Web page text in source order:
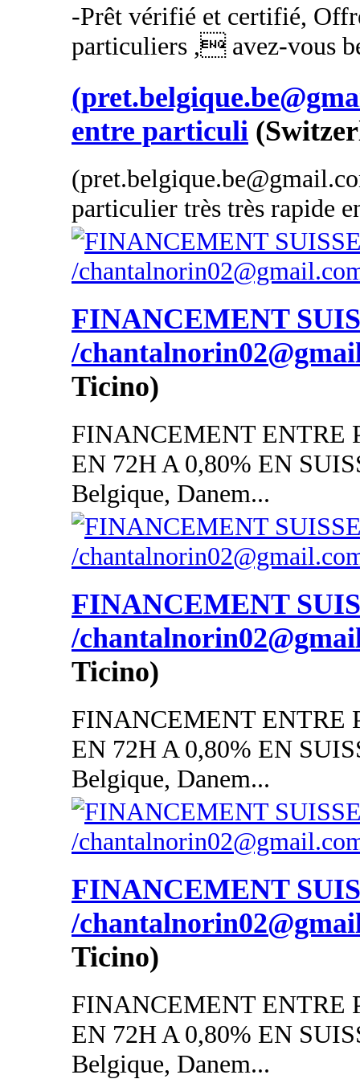
-Prêt vérifié et certifié,
particuliers , avez-vous
entre particuli
particulier très très rapide
FINANCEMENT
/
Ticino)
FINANCEMENT ENTRE
EN 72H A 0,80% EN
Belgique, Danem...
FINANCEMENT
/
Ticino)
FINANCEMENT ENTRE
EN 72H A 0,80% EN
Belgique, Danem...
FINANCEMENT
/
Ticino)
FINANCEMENT ENTRE
EN 72H A 0,80% EN
Belgique, Danem...